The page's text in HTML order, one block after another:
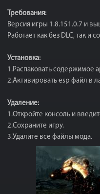
Требования:
Версия игры 1.8.151.0.7 и
Работает как без DLC, так и
Установка:
1.Распаковать содержимое
2.Активировать esp файл в
Удаление:
1.Откройте консоль и
2.Сохраните игру.
3.Удалите все файлы мода.